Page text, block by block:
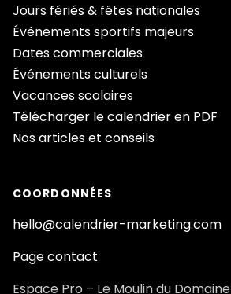
Jours fériés & fêtes nationales
Événements sportifs majeurs
Dates commerciales
Événements culturels
Vacances scolaires
Télécharger le calendrier en PDF
Nos articles et conseils
COORDONNÉES
hello@calendrier-marketing.com
Page contact
Espace Pro – Le Moulin du Domaine